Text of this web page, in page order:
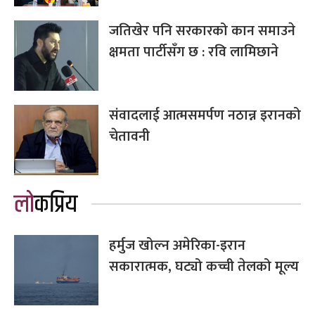
जतिखेर पनि सरकारको कान समाउने
क्षमता पार्टीसँग छ : रवि लामिछाने
संवादलाई आत्मसमर्पण नठान्न इरानको
चेतावनी
लोकप्रिय
हर्मुज खोल्न अमेरिका-इरान
सकारात्मक, घट्यो कच्ची तेलको मूल्य